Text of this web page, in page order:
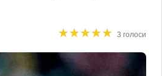
★★★★★
★★★★★ 3 голоси